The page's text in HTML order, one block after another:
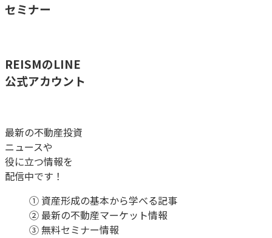
セミナー
REISMのLINE
公式アカウント
最新の不動産投資
ニュースや
役に立つ情報を
配信中です！
① 資産形成の基本から学べる記事
② 最新の不動産マーケット情報
③ 無料セミナー情報